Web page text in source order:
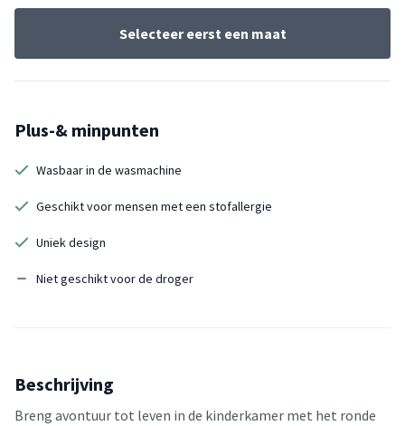
Selecteer eerst een maat
Plus-& minpunten
Wasbaar in de wasmachine
Geschikt voor mensen met een stofallergie
Uniek design
Niet geschikt voor de droger
Beschrijving
Breng avontuur tot leven in de kinderkamer met het ronde